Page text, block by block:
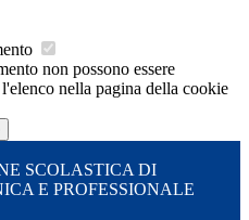
non possono essere
nella pagina della cookie
SCOLASTICA DI
E PROFESSIONALE